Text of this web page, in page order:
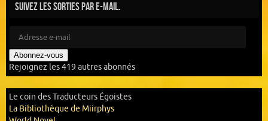
Suivez les sorties par e-mail.
Abonnez-vous
Rejoignez les 419 autres abonnés
Le coin des Traducteurs Égoistes
La Bibliothèque de Miirphys